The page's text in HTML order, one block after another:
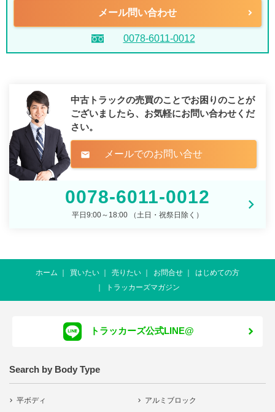
メール問い合わせ
0078-6011-0012
中古トラックの売買のことでお困りのことが
ございましたら、 お気軽にお問い合わせくだ
さい。
mail メールでのお問い合せ
0078-6011-0012
平日9:00～18:00 （土日・祝祭日除く）
ホーム 買いたい 売りたい お問合せ
はじめての方
トラッカーズマガジン
トラッカーズ公式LINE@
Search by Body Type
平ボディ アルミブロック